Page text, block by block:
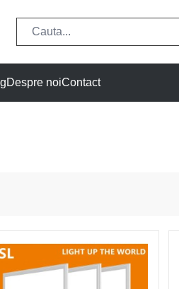
Despre noiContact